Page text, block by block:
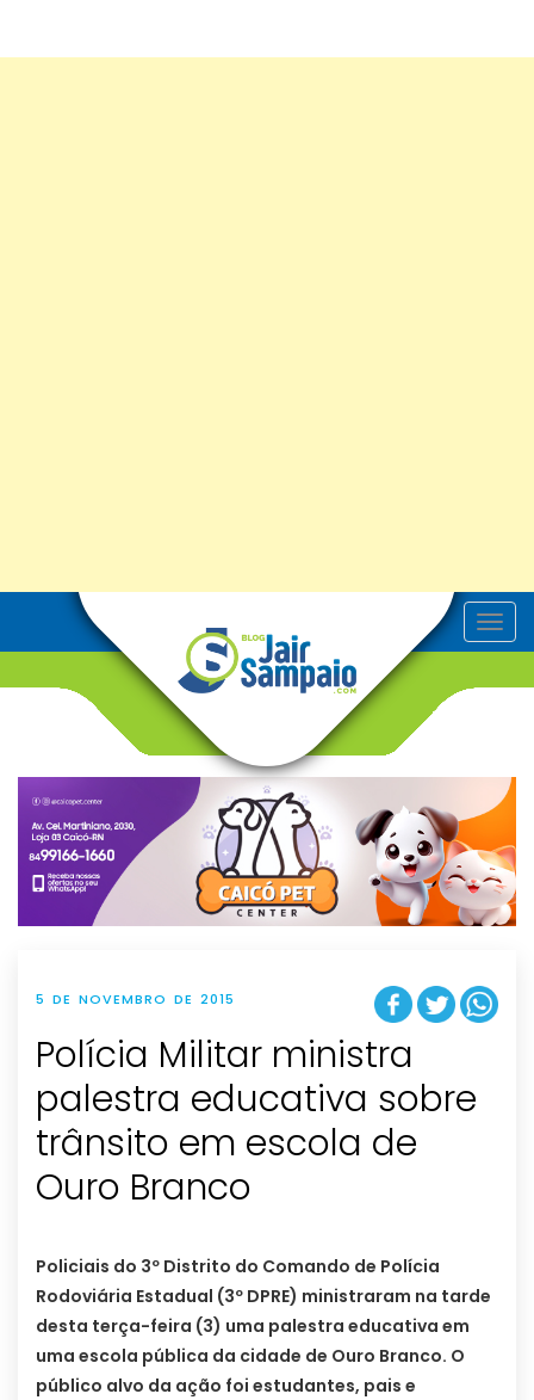
T
o
v
g
t
i
o
n
5 DE NOVEMBRO DE 2015
Polícia Militar ministra
palestra educativa sobre
trânsito em escola de
Policiais do 3º Distrito do Comando de Polícia
Rodoviária Estadual (3º DPRE) ministraram na tarde
desta terça-feira (3) uma palestra educativa em
uma escola pública da cidade de Ouro Branco. O
público alvo da ação foi estudantes, pais e